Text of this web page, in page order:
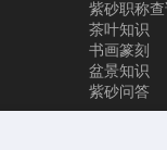
紫砂职称
茶叶知识
书画篆刻
盆景知识
紫砂问答